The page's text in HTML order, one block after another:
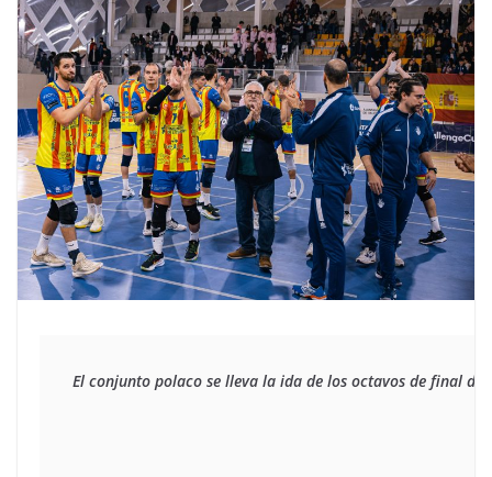
El conjunto polaco se lleva la ida de los octavos de final